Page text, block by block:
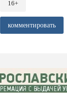
16+
комментировать